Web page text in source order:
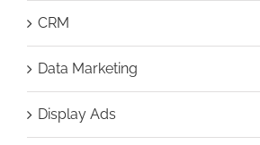
CRM
Data Marketing
Display Ads